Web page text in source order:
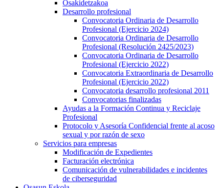
Osakidetzakoa
Desarrollo profesional
Convocatoria Ordinaria de Desarrollo
Profesional (Ejercicio 2024)
Convocatoria Ordinaria de Desarrollo
Profesional (Resolución 2425/2023)
Convocatoria Ordinaria de Desarrollo
Profesional (Ejercicio 2022)
Convocatoria Extraordinaria de Desarrollo
Profesional (Ejercicio 2022)
Convocatoria desarrollo profesional 2011
Convocatorias finalizadas
Ayudas a la Formación Continua y Reciclaje
Profesional
Protocolo y Asesoría Confidencial frente al acoso
sexual y por razón de sexo
Servicios para empresas
Modificación de Expedientes
Facturación electrónica
Comunicación de vulnerabilidades e incidentes
de ciberseguridad